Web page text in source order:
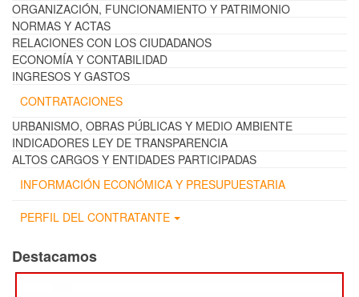
ORGANIZACIÓN, FUNCIONAMIENTO Y PATRIMONIO
NORMAS Y ACTAS
RELACIONES CON LOS CIUDADANOS
ECONOMÍA Y CONTABILIDAD
INGRESOS Y GASTOS
CONTRATACIONES
URBANISMO, OBRAS PÚBLICAS Y MEDIO AMBIENTE
INDICADORES LEY DE TRANSPARENCIA
ALTOS CARGOS Y ENTIDADES PARTICIPADAS
INFORMACIÓN ECONÓMICA Y PRESUPUESTARIA
PERFIL DEL CONTRATANTE
Destacamos